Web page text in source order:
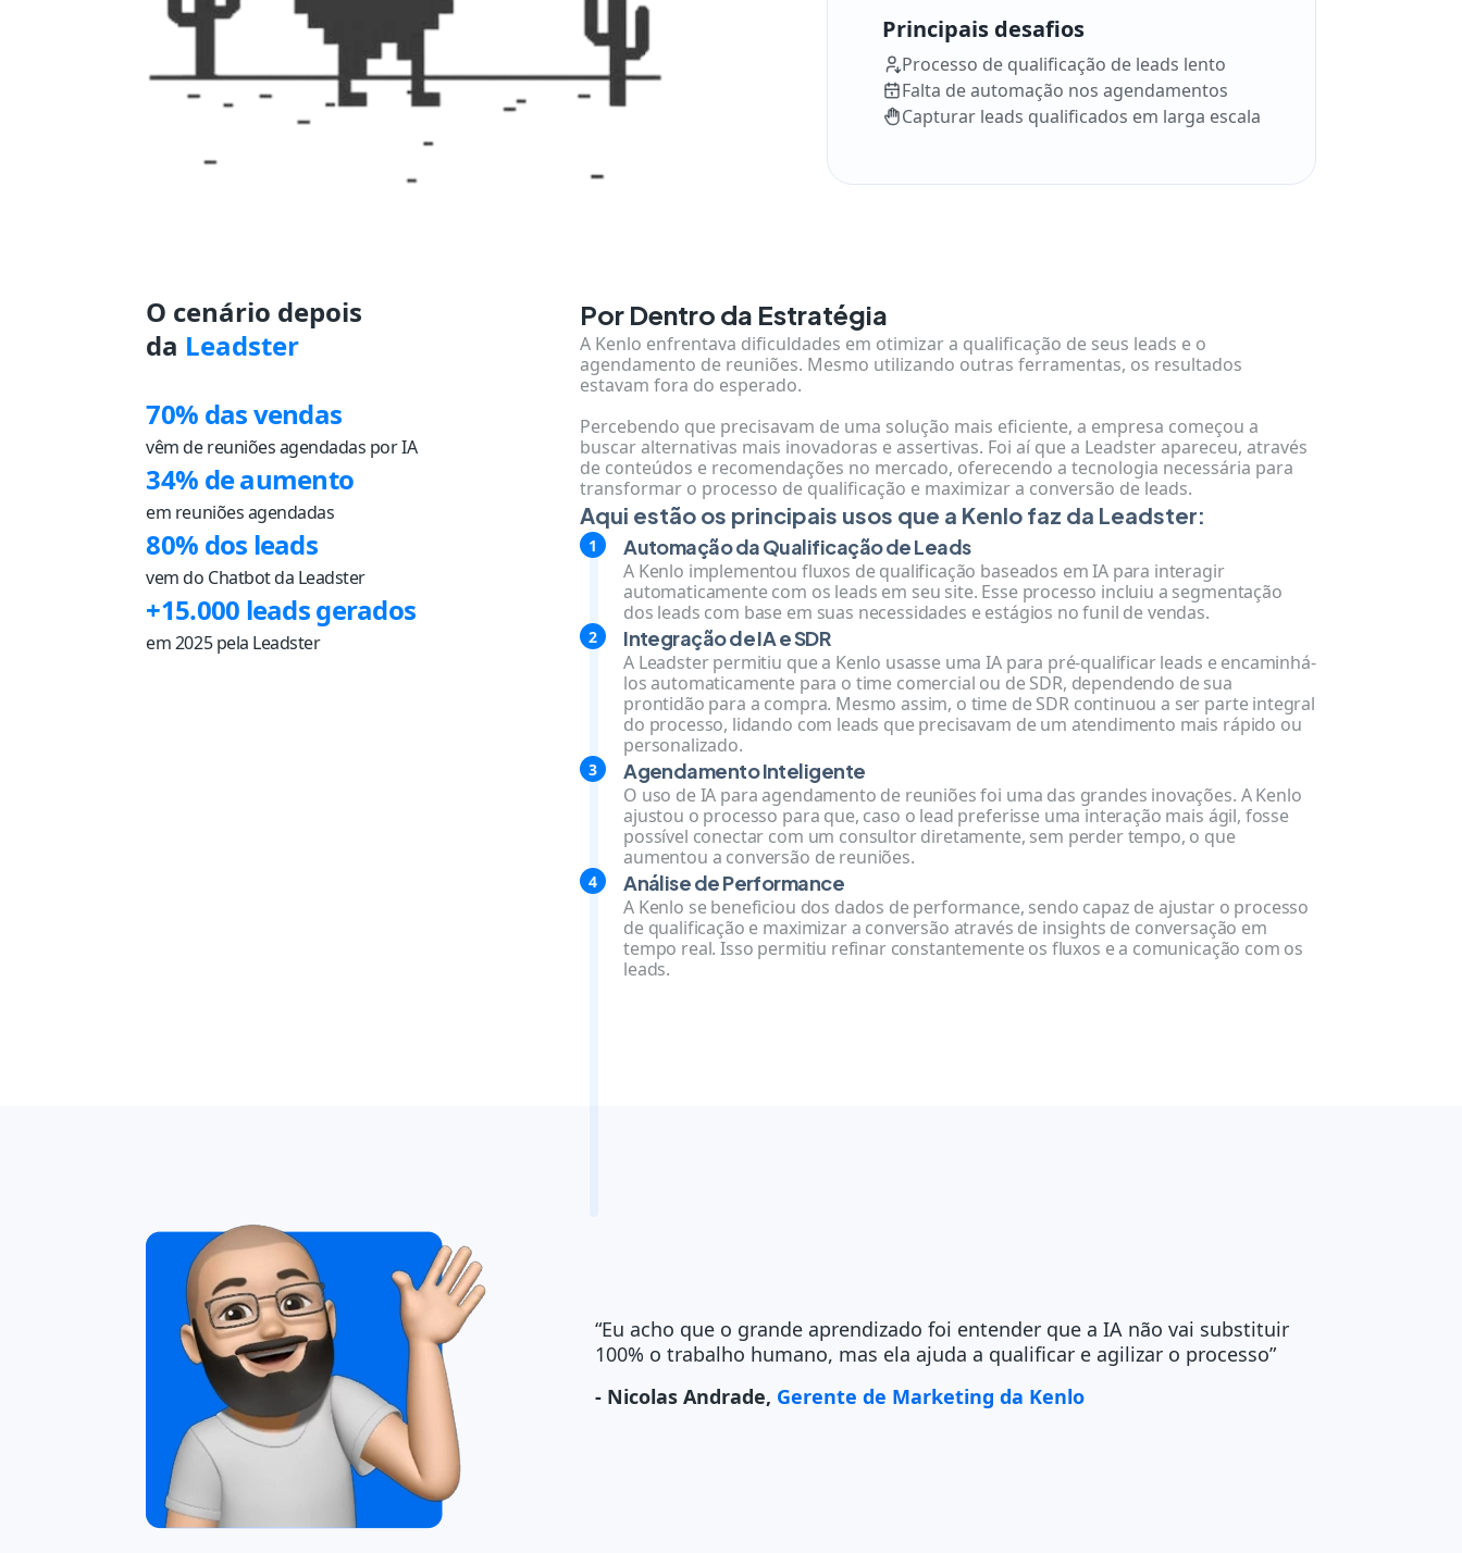
Principais desafios
Processo de qualificação de leads lento
Falta de automação nos agendamentos
Capturar leads qualificados em larga escala
O cenário depois
da Leadster
70% das vendas
vêm de reuniões agendadas por IA
34% de aumento
em reuniões agendadas
80% dos leads
vem do Chatbot da Leadster
+15.000 leads gerados
em 2025 pela Leadster
Por Dentro da Estratégia
A Kenlo enfrentava dificuldades em otimizar a qualificação de seus leads e o
agendamento de reuniões. Mesmo utilizando outras ferramentas, os resultados
estavam fora do esperado.
Percebendo que precisavam de uma solução mais eficiente, a empresa começou a
buscar alternativas mais inovadoras e assertivas. Foi aí que a Leadster apareceu, através
de conteúdos e recomendações no mercado, oferecendo a tecnologia necessária para
transformar o processo de qualificação e maximizar a conversão de leads.
Aqui estão os principais usos que a Kenlo faz da Leadster:
Automação da Qualificação de Leads
A Kenlo implementou fluxos de qualificação baseados em IA para interagir
automaticamente com os leads em seu site. Esse processo incluiu a segmentação
dos leads com base em suas necessidades e estágios no funil de vendas.
Integração de IA e SDR
A Leadster permitiu que a Kenlo usasse uma IA para pré-qualificar leads e encaminhá-
los automaticamente para o time comercial ou de SDR, dependendo de sua
prontidão para a compra. Mesmo assim, o time de SDR continuou a ser parte integral
do processo, lidando com leads que precisavam de um atendimento mais rápido ou
personalizado.
Agendamento Inteligente
O uso de IA para agendamento de reuniões foi uma das grandes inovações. A Kenlo
ajustou o processo para que, caso o lead preferisse uma interação mais ágil, fosse
possível conectar com um consultor diretamente, sem perder tempo, o que
aumentou a conversão de reuniões.
Análise de Performance
A Kenlo se beneficiou dos dados de performance, sendo capaz de ajustar o processo
de qualificação e maximizar a conversão através de insights de conversação em
tempo real. Isso permitiu refinar constantemente os fluxos e a comunicação com os
leads.
“Eu acho que o grande aprendizado foi entender que a IA não vai substituir
100% o trabalho humano, mas ela ajuda a qualificar e agilizar o processo”
- Nicolas Andrade, Gerente de Marketing da Kenlo